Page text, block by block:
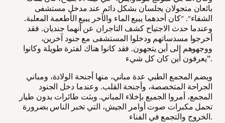
بائعان متجولان يجلسان بشكل دائم عند مدخل مستشفى
الشفاء". "كان أحدهما يبيع الماء والآخر يبيع الأطعمة المعلبة.
وعندما حدث الاجتياح كشف التاجران عن أنهما جنديان. فقد
أخرجوا مسدساتهم ودخلوا المستشفى مع جنود آخرين،
ووجهوهم إلى أين يتجهون. فقد كانوا هناك لفترة طويلة وكانوا
يعرفون أين كان كل شيء”.
ويضم المجمع الطبي عدة مباني، منها أجنحة الولادة، ومباني
الجراحة المتخصصة، وأجنحة القلب. وعندما دخل الجنود
المجمع، أمروا الجميع بإخلاء المباني. وبثت طائرات بدون طيار
تحمل مكبرات صوت أوامر الجيش، التي تخبر الناس بضرورة
الخروج والتجمع في الفناء.